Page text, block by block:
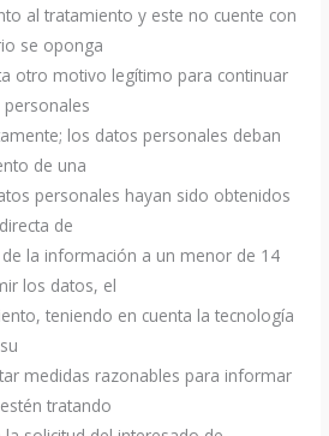
al tratamiento y este no cuente con
se oponga
otro motivo legítimo para continuar
los datos personales deban
de una
personales hayan sido obtenidos
de
la información a un menor de 14
los datos, el
teniendo en cuenta la tecnología
medidas razonables para informar
tratando